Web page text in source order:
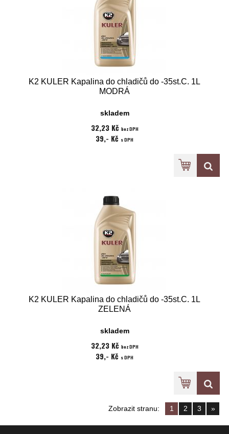
K2 KULER Kapalina do chladičů do -35st.C. 1L
MODRÁ
skladem
32,23 Kč bez DPH
39,- Kč s DPH
K2 KULER Kapalina do chladičů do -35st.C. 1L
ZELENÁ
skladem
32,23 Kč bez DPH
39,- Kč s DPH
Zobrazit stranu: 1 2 3 »